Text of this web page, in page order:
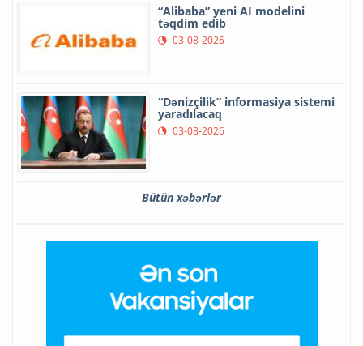
“Alibaba” yeni AI modelini
təqdim edib
03-08-2026
“Dənizçilik” informasiya sistemi
yaradılacaq
03-08-2026
Bütün xəbərlər